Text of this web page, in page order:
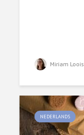
Miriam Loois
NEDERLANDS